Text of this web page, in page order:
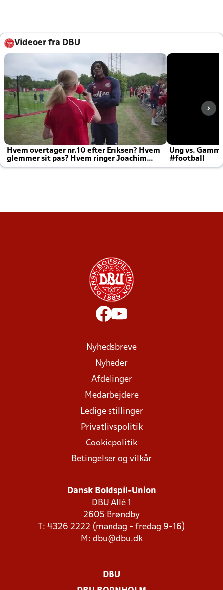
Videoer fra DBU
Hvem overtager nr.10 efter Eriksen? Hvem
glemmer sit pas? Hvem ringer Joachim
altid til efter kampe?
Ung vs.
#football
Nyhedsbreve
Nyheder
Afdelinger
Medarbejdere
Ledige stillinger
Privatlivspolitik
Cookiepolitik
Betingelser og vilkår
Dansk Boldspil-Union
DBU Allé 1
2605 Brøndby
T: 4326 2222 (mandag - fredag 9-16)
M: dbu@dbu.dk
DBU